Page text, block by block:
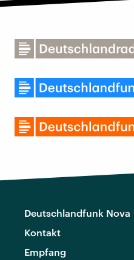
Deutschlandfunk Nova
Kontakt
Empfang